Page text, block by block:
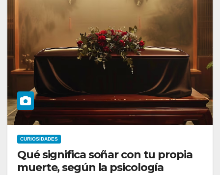
CURIOSIDADES
Qué significa soñar con tu propia
muerte, según la psicología